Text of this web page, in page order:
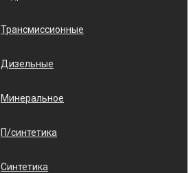
Трансмиссионные
Дизельные
Минеральное
П/синтетика
Синтетика